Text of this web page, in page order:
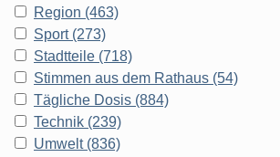
Region (463)
Sport (273)
Stadtteile (718)
Stimmen aus dem Rathaus (54)
Tägliche Dosis (884)
Technik (239)
Umwelt (836)